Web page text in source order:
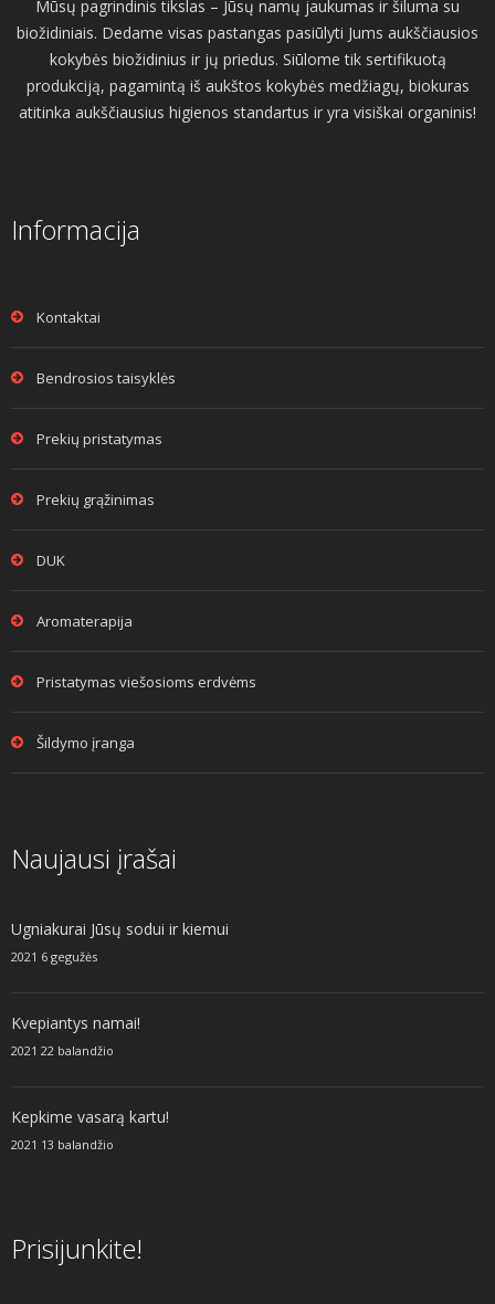
Mūsų pagrindinis tikslas – Jūsų namų jaukumas ir šiluma su
biožidiniais. Dedame visas pastangas pasiūlyti Jums aukščiausios
kokybės biožidinius ir jų priedus. Siūlome tik sertifikuotą
produkciją, pagamintą iš aukštos kokybės medžiagų, biokuras
atitinka aukščiausius higienos standartus ir yra visiškai organinis!
Informacija
Kontaktai
Bendrosios taisyklės
Prekių pristatymas
Prekių grąžinimas
DUK
Aromaterapija
Pristatymas viešosioms erdvėms
Šildymo įranga
Naujausi įrašai
Ugniakurai Jūsų sodui ir kiemui
2021 6 gegužės
Kvepiantys namai!
2021 22 balandžio
Kepkime vasarą kartu!
2021 13 balandžio
Prisijunkite!